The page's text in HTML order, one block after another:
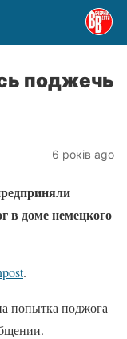
поджечь
6 років ago
в доме немецкого
.
попытка поджога